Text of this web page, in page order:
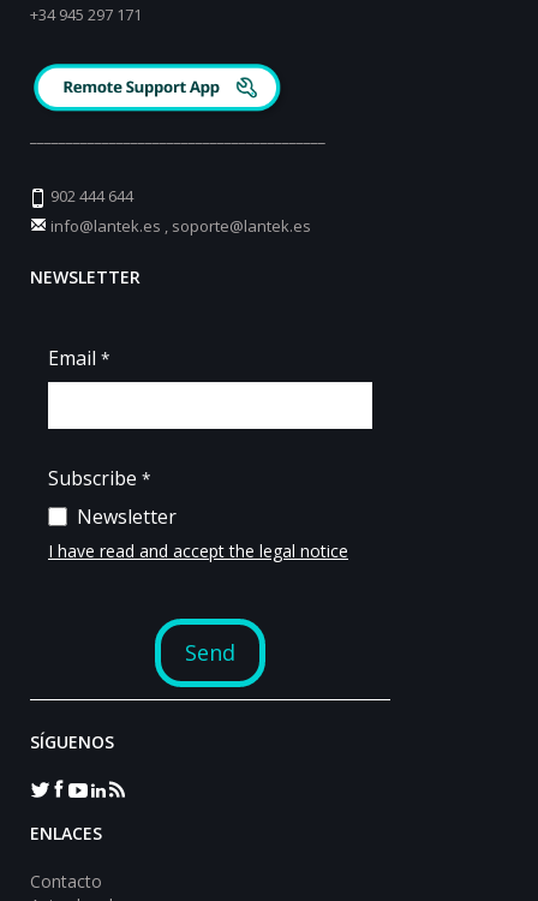
+34 945 297 171
902 444 644
info@lantek.es , soporte@lantek.es
NEWSLETTER
SÍGUENOS
ENLACES
Contacto